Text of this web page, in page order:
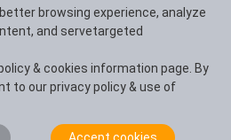
Forest & Terrace Tour
Kunming-Jianshui-Yuanyang
Verkehr, Zeit und
browsing experience, analyze
and servetargeted
& cookies information page. By
to our privacy policy & use of